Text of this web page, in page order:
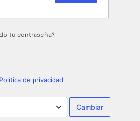
tu contraseña?
Política de privacidad